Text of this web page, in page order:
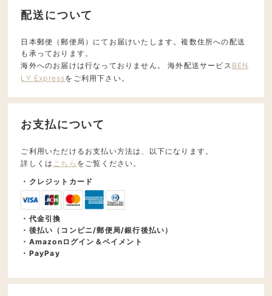
配送について
日本郵便（郵便局）にてお届けいたします。複数住所への配送
も承っております。
海外へのお届けは行なっておりません。 海外配送サービス BEN
LY Expressをご利用下さい。
お支払について
ご利用いただけるお支払い方法は、以下になります。
詳しくは こちら をご覧ください。
・クレジットカード
・代金引換
・後払い（コンビニ/郵便局/銀行後払い）
・Amazonログイン＆ペイメント
・PayPay